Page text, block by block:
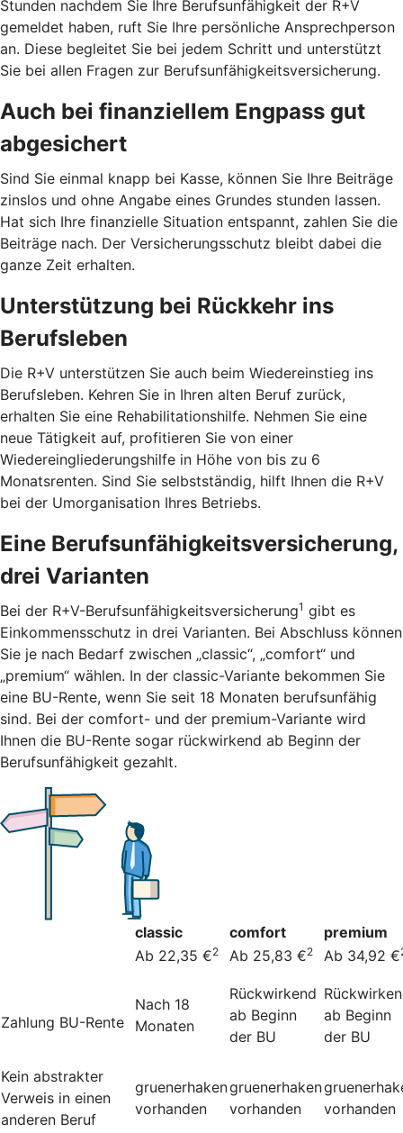
Stunden nachdem Sie Ihre Berufsunfähigkeit der R+V
gemeldet haben, ruft Sie Ihre persönliche Ansprechperson
an. Diese begleitet Sie bei jedem Schritt und unterstützt
Sie bei allen Fragen zur Berufsunfähigkeitsversicherung.
Auch bei finanziellem Engpass gut
abgesichert
Sind Sie einmal knapp bei Kasse, können Sie Ihre Beiträge
zinslos und ohne Angabe eines Grundes stunden lassen.
Hat sich Ihre finanzielle Situation entspannt, zahlen Sie die
Beiträge nach. Der Versicherungsschutz bleibt dabei die
ganze Zeit erhalten.
Unterstützung bei Rückkehr ins
Berufsleben
Die R+V unterstützen Sie auch beim Wiedereinstieg ins
Berufsleben. Kehren Sie in Ihren alten Beruf zurück,
erhalten Sie eine Rehabilitationshilfe. Nehmen Sie eine
neue Tätigkeit auf, profitieren Sie von einer
Wiedereingliederungshilfe in Höhe von bis zu 6
Monatsrenten. Sind Sie selbstständig, hilft Ihnen die R+V
bei der Umorganisation Ihres Betriebs.
Eine Berufsunfähigkeitsversicherung,
drei Varianten
Bei der R+V-Berufsunfähigkeitsversicherung1 gibt es
Einkommensschutz in drei Varianten. Bei Abschluss können
Sie je nach Bedarf zwischen „classic“, „comfort“ und
„premium“ wählen. In der classic-Variante bekommen Sie
eine BU-Rente, wenn Sie seit 18 Monaten berufsunfähig
sind. Bei der comfort- und der premium-Variante wird
Ihnen die BU-Rente sogar rückwirkend ab Beginn der
Berufsunfähigkeit gezahlt.
classic comfort
premium
Ab 22,35 €2 Ab 25,83 €2 Ab 34,92 €
Zahlung BU-Rente
Nach 18
Monaten
Rückwirkend
ab Beginn
der BU
ab Beginn
der BU
Kein abstrakter
Verweis in einen
anderen Beruf
gruenerhaken
vorhanden
gruenerhaken
vorhanden
vorhanden